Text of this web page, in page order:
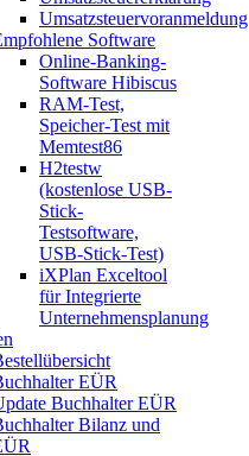
Umsatzsteuervoranmeldung
Software
Online-Banking-
Software Hibiscus
RAM-Test,
Speicher-Test mit
Memtest86
H2testw
(kostenlose USB-
Stick-
Testsoftware,
USB-Stick-Test)
iXPlan Exceltool
für Integrierte
Unternehmensplanung
EÜR
Buchhalter EÜR
Bilanz und